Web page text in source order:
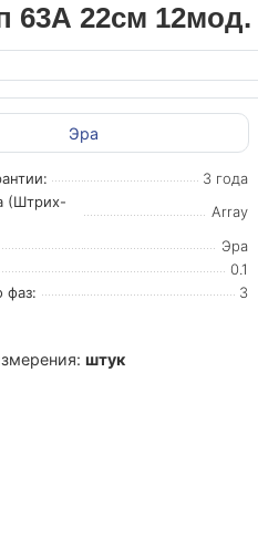
63А 22см
Эра
3 года
(Штрих-
Array
Эра
0.1
фаз:
3
штук